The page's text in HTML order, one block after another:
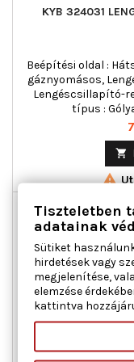
KYB 324031
Beépítési oldal :
gáznyomásos,
Lengéscsillapító-
típus :


Akciós!
Tiszteletben
adatainak
Sütiket
hirdetések vagy
megjelenítése,
elemzése
kattintva